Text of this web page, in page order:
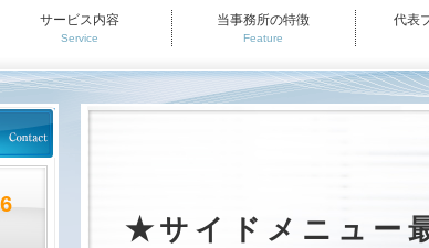
サービス内容
Service
当事務所の特徴
Feature
代表
★サイドメニュー